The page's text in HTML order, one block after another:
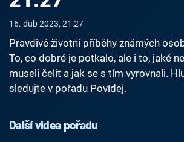
16. dub 2023, 21:27
Pravdivé životní příběhy známých
To, co dobré je potkalo, ale i to, jaké
museli čelit a jak se s tím vyrovnali.
sledujte v pořadu Povídej.
Další videa pořadu